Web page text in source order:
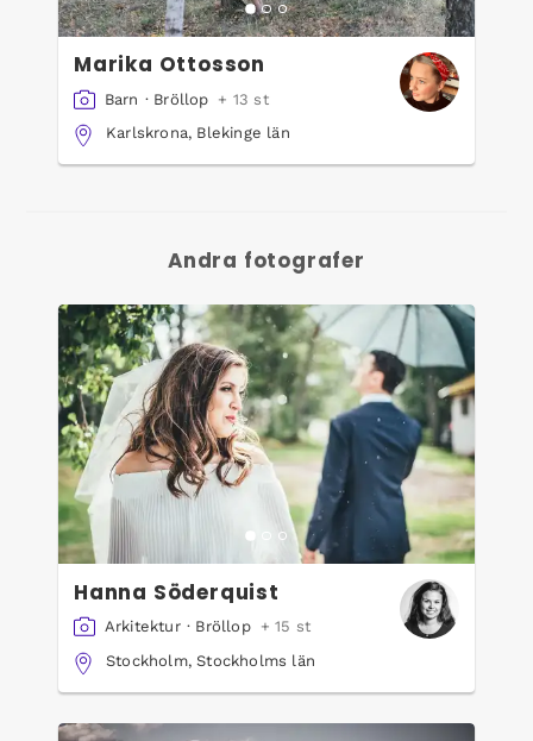
Marika Ottosson
Barn · Bröllop + 13 st
Karlskrona, Blekinge län
Andra fotografer
Hanna Söderquist
Arkitektur · Bröllop
+ 15 st
Stockholm, Stockholms län